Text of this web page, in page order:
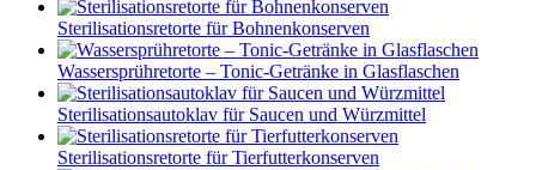
Sterilisationsretorte für Bohnenkonserven
Wassersprühretorte – Tonic-Getränke in Glasflaschen
Sterilisationsautoklav für Saucen und Würzmittel
Sterilisationsretorte für Tierfutterkonserven